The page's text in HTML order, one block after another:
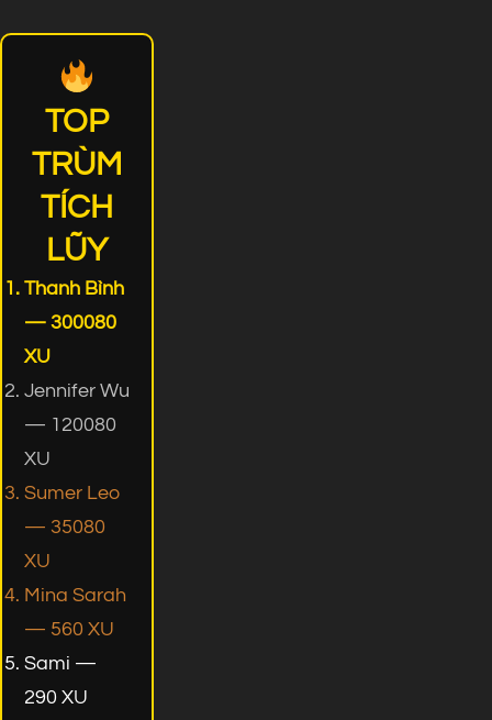
TOP
TRÙM
TÍCH
LŨY
Thanh Bình
— 300080
XU
Jennifer Wu
— 120080
XU
Sumer Leo
— 35080
XU
Mina Sarah
— 560 XU
Sami —
290 XU